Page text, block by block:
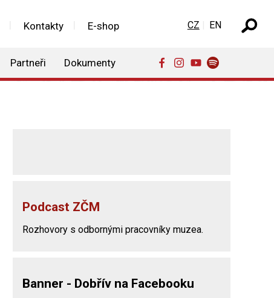
Kontakty E-shop
Partneři Dokumenty
Zvolte jazyk
CZ EN
Podcast ZČM
Rozhovory s odbornými pracovníky muzea.
Banner - Dobřív na Facebooku